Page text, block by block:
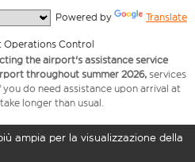
Powered by Translate
Operations Control
the airport's assistance service
throughout summer 2026, services
do need assistance upon arrival at
longer than usual.
ampia per la visualizzazione della